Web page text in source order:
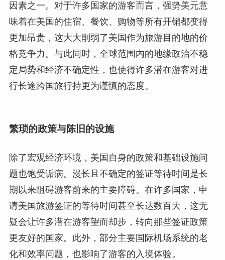
因素之一。对于许多国家的游客而言，强势美元意
味着在美国的住宿、餐饮、购物等所有开销都变得
更加昂贵，这大大削弱了美国作为旅游目的地的价
格竞争力。与此同时，全球范围内的地缘政治不稳
定局势和经济不确定性，也使得许多潜在游客对进
行长途跨国旅行持更为谨慎的态度。
繁琐的政策与陈旧的设施
除了宏观经济环境，美国自身的政策和基础设施问
题也饱受诟病。漫长且不确定的签证等待时间是长
期以来阻碍游客前来的主要障碍。在许多国家，申
请美国旅游签证的等待时间甚至长达数百天，这无
疑会让许多潜在游客望而却步，转向那些签证政策
更友好的国家。此外，部分主要国际机场系统的老
化和效率问题，也影响了游客的入境体验。